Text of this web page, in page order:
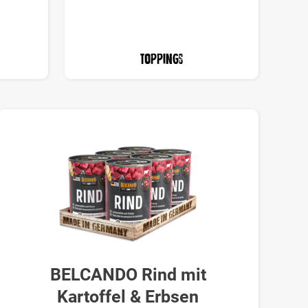
Toppings
BELCANDO Rind mit
Kartoffel & Erbsen